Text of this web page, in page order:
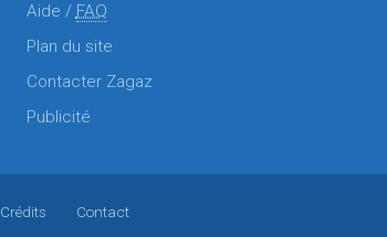
Aide / FAQ
Plan du site
Contacter Zagaz
Publicité
Crédits Contact